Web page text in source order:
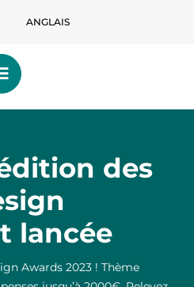
ANGLAIS
des
lancée
Awards 2023 ! Thème